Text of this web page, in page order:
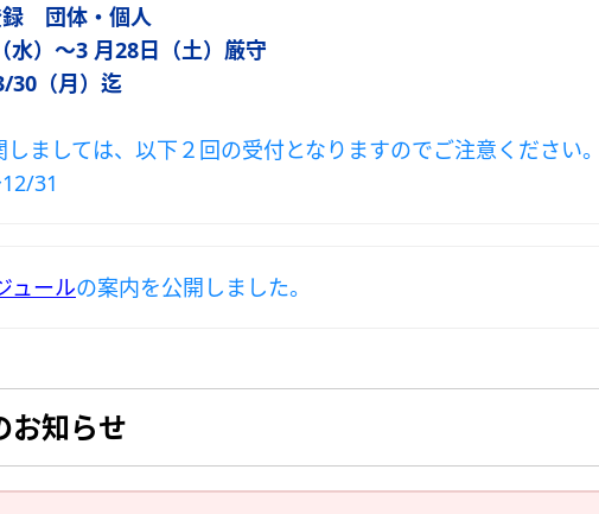
団体・個人
）～3 月28日（土）厳守
（月）迄
ましては、以下２回の受付となりますのでご注意ください
31
ュールの案内を公開しました。
お知らせ